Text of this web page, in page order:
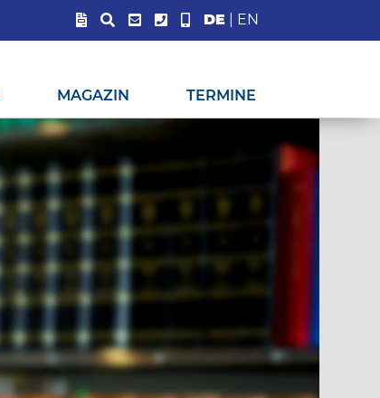
DE| EN
MAGAZIN TERMINE